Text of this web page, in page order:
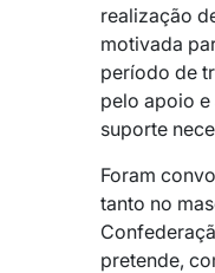
realização
motivada
período de
pelo apoio e
suporte
Foram
tanto no
pretende,